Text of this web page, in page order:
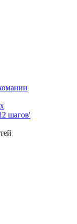
шагов'